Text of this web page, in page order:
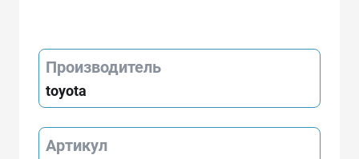
Производитель
toyota
Артикул